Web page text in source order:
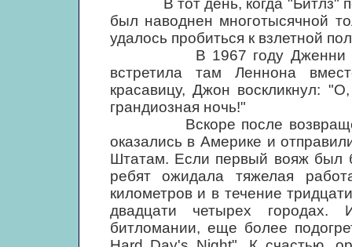
В тот день, когда "Битлз"
был наводнен многотысячной
удалось пробиться к взлетной
В 1967 году Дженни Ки
встретила там Леннона
красавицу, Джон воскликнул:
грандиозная ночь!"
Вскоре после
оказались в Америке и
Штатам. Если первый вояж был
ребят ожидала тяжелая
километров и в течение
двадцати четырех городах.
битломании, еще более